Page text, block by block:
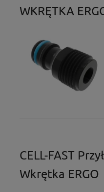
WKRĘTKA
CELL-FAST
Wkrętka ERGO